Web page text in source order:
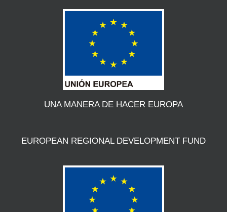
UNA MANERA DE HACER EUROPA
EUROPEAN REGIONAL DEVELOPMENT FUND